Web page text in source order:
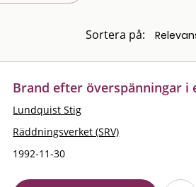
Sortera på:
Brand efter överspänningar i
Lundquist Stig
Räddningsverket (SRV)
1992-11-30